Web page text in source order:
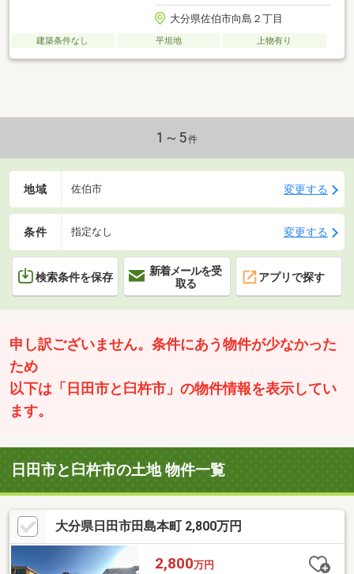
大分県佐伯市向島２丁目
建築条件なし 平坦地 上物有り
1～5件
地域 佐伯市 変更する
条件 指定なし 変更する
検索条件を保存
新着メールを受
取る
アプリで探す
申し訳ございません。条件にあう物件が少なかった
ため
以下は「日田市と臼杵市」の物件情報を表示してい
ます。
日田市と臼杵市の土地 物件一覧
大分県日田市田島本町 2,800万円
2,800万円